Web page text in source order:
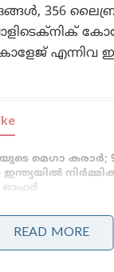
356
എന്നിവ
മെഗാ കരാർ;
ഓഫർ
വനിതാ
READ MORE